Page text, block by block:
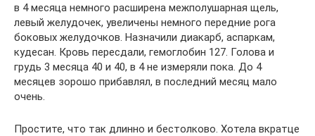
в 4 месяца немного расширена межполушарная щель,
левый желудочек, увеличены немного передние рога
боковых желудочков. Назначили диакарб, аспаркам,
кудесан. Кровь пересдали, гемоглобин 127. Голова и
грудь 3 месяца 40 и 40, в 4 не измеряли пока. До 4
месяцев зорошо прибавлял, в последний месяц мало
очень.
Простите, что так длинно и бестолково. Хотела вкратце